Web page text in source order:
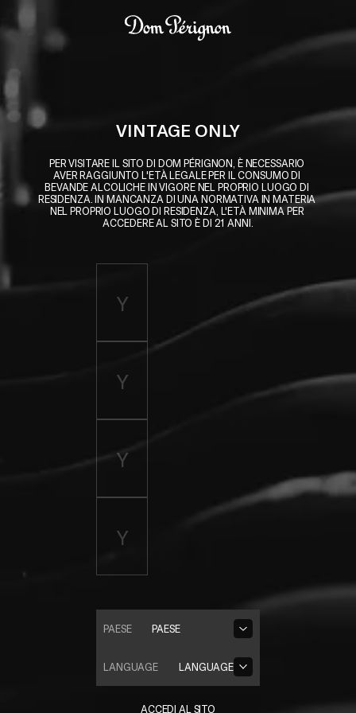
VINTAGE ONLY
PER VISITARE IL SITO DI DOM PÉRIGNON, È NECESSARIO
AVER RAGGIUNTO L'ETÀ LEGALE PER IL CONSUMO DI
BEVANDE ALCOLICHE IN VIGORE NEL PROPRIO LUOGO DI
RESIDENZA. IN MANCANZA DI UNA NORMATIVA IN MATERIA
NEL PROPRIO LUOGO DI RESIDENZA, L'ETÀ MINIMA PER
ACCEDERE AL SITO È DI 21 ANNI.
PAESE
PAESE
LANGUAGE
LANGUAGE
ACCEDI AL SITO